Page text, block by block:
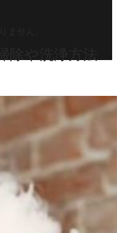
ません。
ん。
や洗浄方法